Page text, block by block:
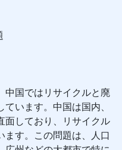
中国ではリサイクルと廃
います。中国は国内、
面しており、リサイクル
ます。この問題は、人口